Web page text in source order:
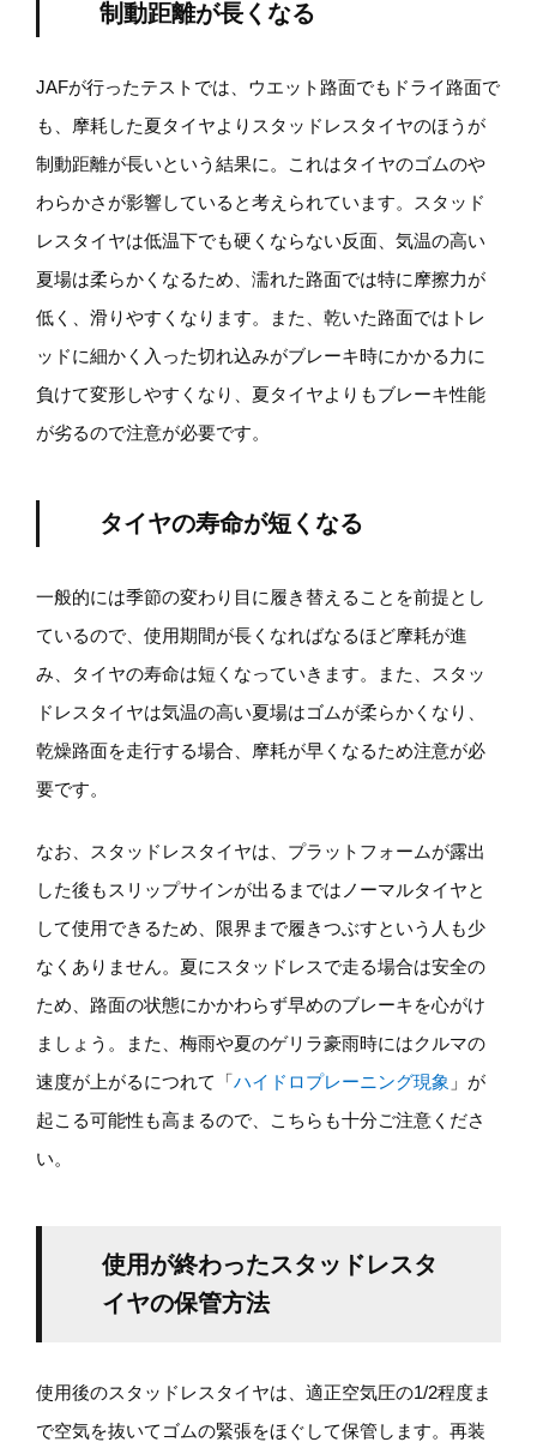
制動距離が長くなる
JAFが行ったテストでは、ウエット路面でもドライ路面で
も、摩耗した夏タイヤよりスタッドレスタイヤのほうが
制動距離が長いという結果に。これはタイヤのゴムのや
わらかさが影響していると考えられています。スタッド
レスタイヤは低温下でも硬くならない反面、気温の高い
夏場は柔らかくなるため、濡れた路面では特に摩擦力が
低く、滑りやすくなります。また、乾いた路面ではトレ
ッドに細かく入った切れ込みがブレーキ時にかかる力に
負けて変形しやすくなり、夏タイヤよりもブレーキ性能
が劣るので注意が必要です。
タイヤの寿命が短くなる
一般的には季節の変わり目に履き替えることを前提とし
ているので、使用期間が長くなればなるほど摩耗が進
み、タイヤの寿命は短くなっていきます。また、スタッ
ドレスタイヤは気温の高い夏場はゴムが柔らかくなり、
乾燥路面を走行する場合、摩耗が早くなるため注意が必
要です。
なお、スタッドレスタイヤは、プラットフォームが露出
した後もスリップサインが出るまではノーマルタイヤと
して使用できるため、限界まで履きつぶすという人も少
なくありません。夏にスタッドレスで走る場合は安全の
ため、路面の状態にかかわらず早めのブレーキを心がけ
ましょう。また、梅雨や夏のゲリラ豪雨時にはクルマの
速度が上がるにつれて「ハイドロプレーニング現象 」が
起こる可能性も高まるので、こちらも十分ご注意くださ
い。
使用が終わったスタッドレスタ
イヤの保管方法
使用後のスタッドレスタイヤは、適正空気圧の1/2程度ま
で空気を抜いてゴムの緊張をほぐして保管します。再装